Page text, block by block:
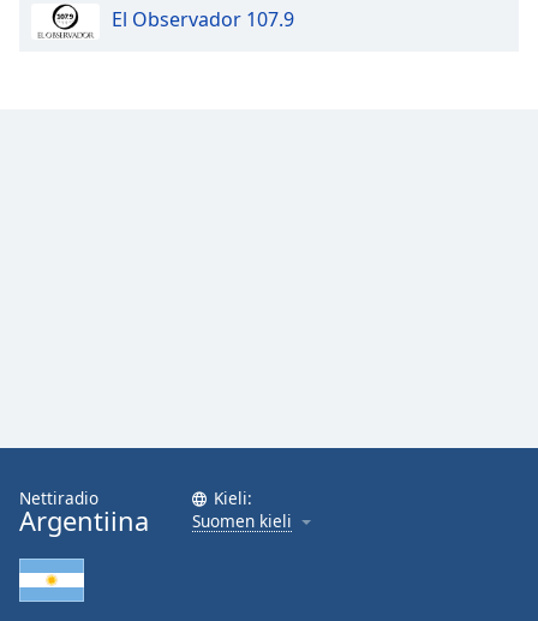
El Observador 107.9
Nettiradio
Argentiina
Kieli:
Suomen kieli